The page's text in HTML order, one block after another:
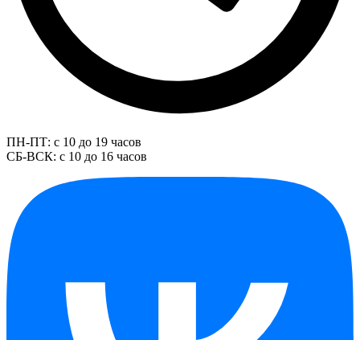
ПН-ПТ: с 10 до 19 часов
СБ-ВСК: с 10 до 16 часов